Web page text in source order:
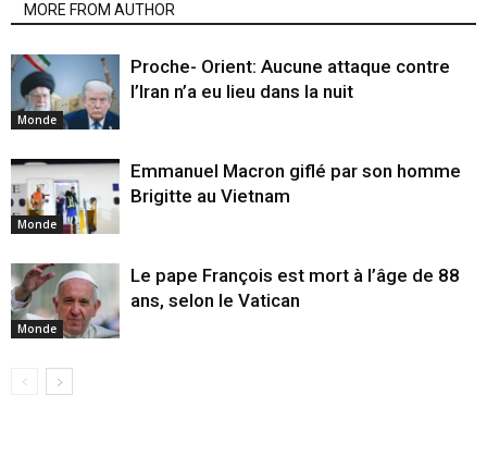
MORE FROM AUTHOR
Monde
Proche- Orient: Aucune attaque contre
l’Iran n’a eu lieu dans la nuit
Monde
Emmanuel Macron giflé par son homme
Brigitte au Vietnam
Monde
Le pape François est mort à l’âge de 88
ans, selon le Vatican